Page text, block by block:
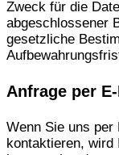
Zweck für die
abgeschlossener
gesetzliche
Anfrage per
Wenn Sie uns per
kontaktieren, wird